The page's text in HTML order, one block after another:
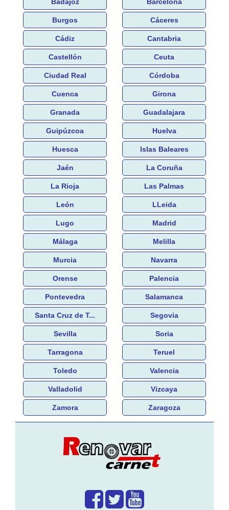
Badajoz Barcelona
Burgos Cáceres
Cádiz Cantabria
Castellón Ceuta
Ciudad Real Córdoba
Cuenca Girona
Granada Guadalajara
Guipúzcoa Huelva
Huesca Islas Baleares
Jaén La Coruña
La Rioja Las Palmas
León LLeida
Lugo Madrid
Málaga Melilla
Murcia Navarra
Orense Palencia
Pontevedra Salamanca
Santa Cruz de T... Segovia
Sevilla Soria
Tarragona Teruel
Toledo Valencia
Valladolid Vizcaya
Zamora Zaragoza